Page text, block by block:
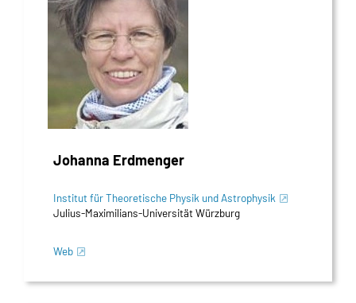
Johanna Erdmenger
Institut für Theoretische Physik und Astrophysik
Julius-Maximilians-Universität Würzburg
Web